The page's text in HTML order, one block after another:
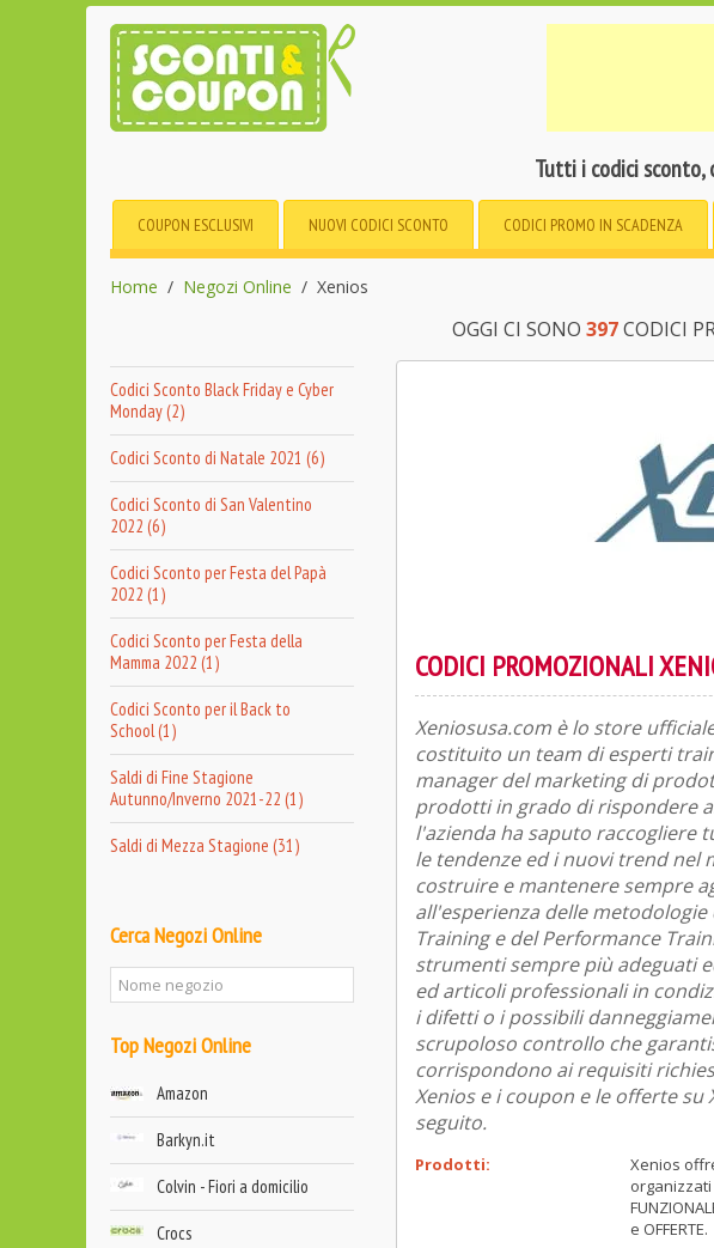
Tutti i codici sconto,
COUPON ESCLUSIVI NUOVI CODICI SCONTO CODICI PROMO IN SCADENZA
Home Negozi Online Xenios
OGGI CI SONO 397CODICI
Codici Sconto Black Friday e Cyber
Monday (2)
Codici Sconto di Natale 2021 (6)
Codici Sconto di San Valentino
2022 (6)
Codici Sconto per Festa del Papà
2022 (1)
Codici Sconto per Festa della
Mamma 2022 (1)
Codici Sconto per il Back to
School (1)
Saldi di Fine Stagione
Autunno/Inverno 2021-22 (1)
Saldi di Mezza Stagione (31)
Cerca Negozi Online
Top Negozi Online
Amazon
Barkyn.it
Colvin - Fiori a domicilio
Crocs
CODICI PROMOZIONALI
Xeniosusa.com è lo store
costituito un team di esperti
manager del marketing di
prodotti in grado di rispondere
l'azienda ha saputo raccogliere
le tendenze ed i nuovi trend nel
costruire e mantenere sempre
all'esperienza delle
Training e del Performance
strumenti sempre più adeguati
ed articoli professionali in
i difetti o i possibili
scrupoloso controllo che
corrispondono ai requisiti
Xenios e i coupon e le offerte
seguito.
Prodotti:
Xenios
organizzati
e OFFERTE.